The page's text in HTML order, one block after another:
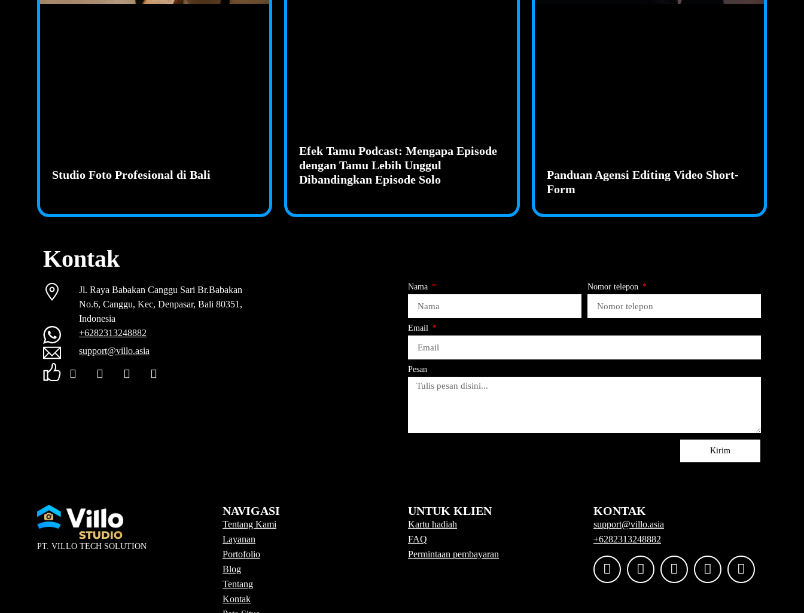
Studio Foto Profesional di Bali
Efek Tamu Podcast: Mengapa Episode
dengan Tamu Lebih Unggul
Dibandingkan Episode Solo
Panduan Agensi Editing Video Short-
Form
Kontak
Jl. Raya Babakan Canggu Sari Br.Babakan
No.6, Canggu, Kec, Denpasar, Bali 80351,
Indonesia
+6282313248882
support@villo.asia
Nama Nomor telepon
Email
Pesan
Kirim
PT. VILLO TECH SOLUTION
NAVIGASI
Tentang Kami
Layanan
Portofolio
Blog
Tentang
Kontak
UNTUK KLIEN
Kartu hadiah
FAQ
Permintaan pembayaran
KONTAK
support@villo.asia
+6282313248882